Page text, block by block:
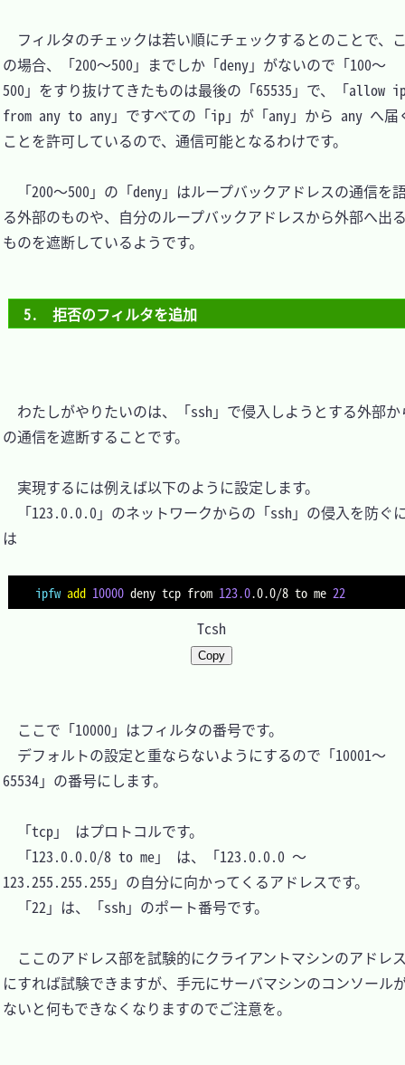
フィルタのチェックは若い順にチェックするとのことで、
の場合、「200～500」までしか「deny」がないので「100～
500」をすり抜けてきたものは最後の「65535」で、「allow
from any to any」ですべての「ip」が「any」から any へ届
ことを許可しているので、通信可能となるわけです。
「200～500」の「deny」はループバックアドレスの通信を
る外部のものや、自分のループバックアドレスから外部へ出
ものを遮断しているようです。
5.　拒否のフィルタを追加
わたしがやりたいのは、「ssh」で侵入しようとする外部か
の通信を遮断することです。
実現するには例えば以下のように設定します。
「123.0.0.0」のネットワークからの「ssh」の侵入を防ぐ
は
ipfw add 10000 deny tcp from 123.0.0.0/8 to me 22
Tcsh
Copy
ここで「10000」はフィルタの番号です。
デフォルトの設定と重ならないようにするので「10001～
65534」の番号にします。
「tcp」 はプロトコルです。
「123.0.0.0/8 to me」 は、「123.0.0.0 ～
123.255.255.255」の自分に向かってくるアドレスです。
「22」は、「ssh」のポート番号です。
ここのアドレス部を試験的にクライアントマシンのアドレ
にすれば試験できますが、手元にサーバマシンのコンソール
ないと何もできなくなりますのでご注意を。